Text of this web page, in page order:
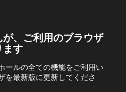
、ご利用のブラウザ
ます
ールの全ての機能をご利用い
を最新版に更新してくださ